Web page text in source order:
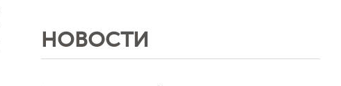
НОВОСТИ